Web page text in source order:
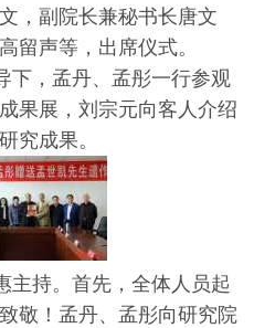
，副院长兼秘书长唐文
留声等，出席仪式。
，孟丹、孟彤一行参观
果展，刘宗元向客人介绍
究成果。
持。首先，全体人员起
敬！孟丹、孟彤向研究院